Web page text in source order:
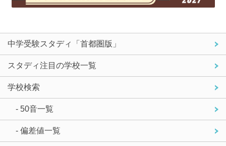
中学受験スタディ「首都圏版」
スタディ注目の学校一覧
学校検索
- 50音一覧
- 偏差値一覧